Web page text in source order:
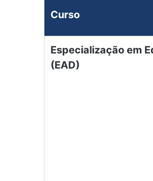
Curso
Especialização em
(EAD)